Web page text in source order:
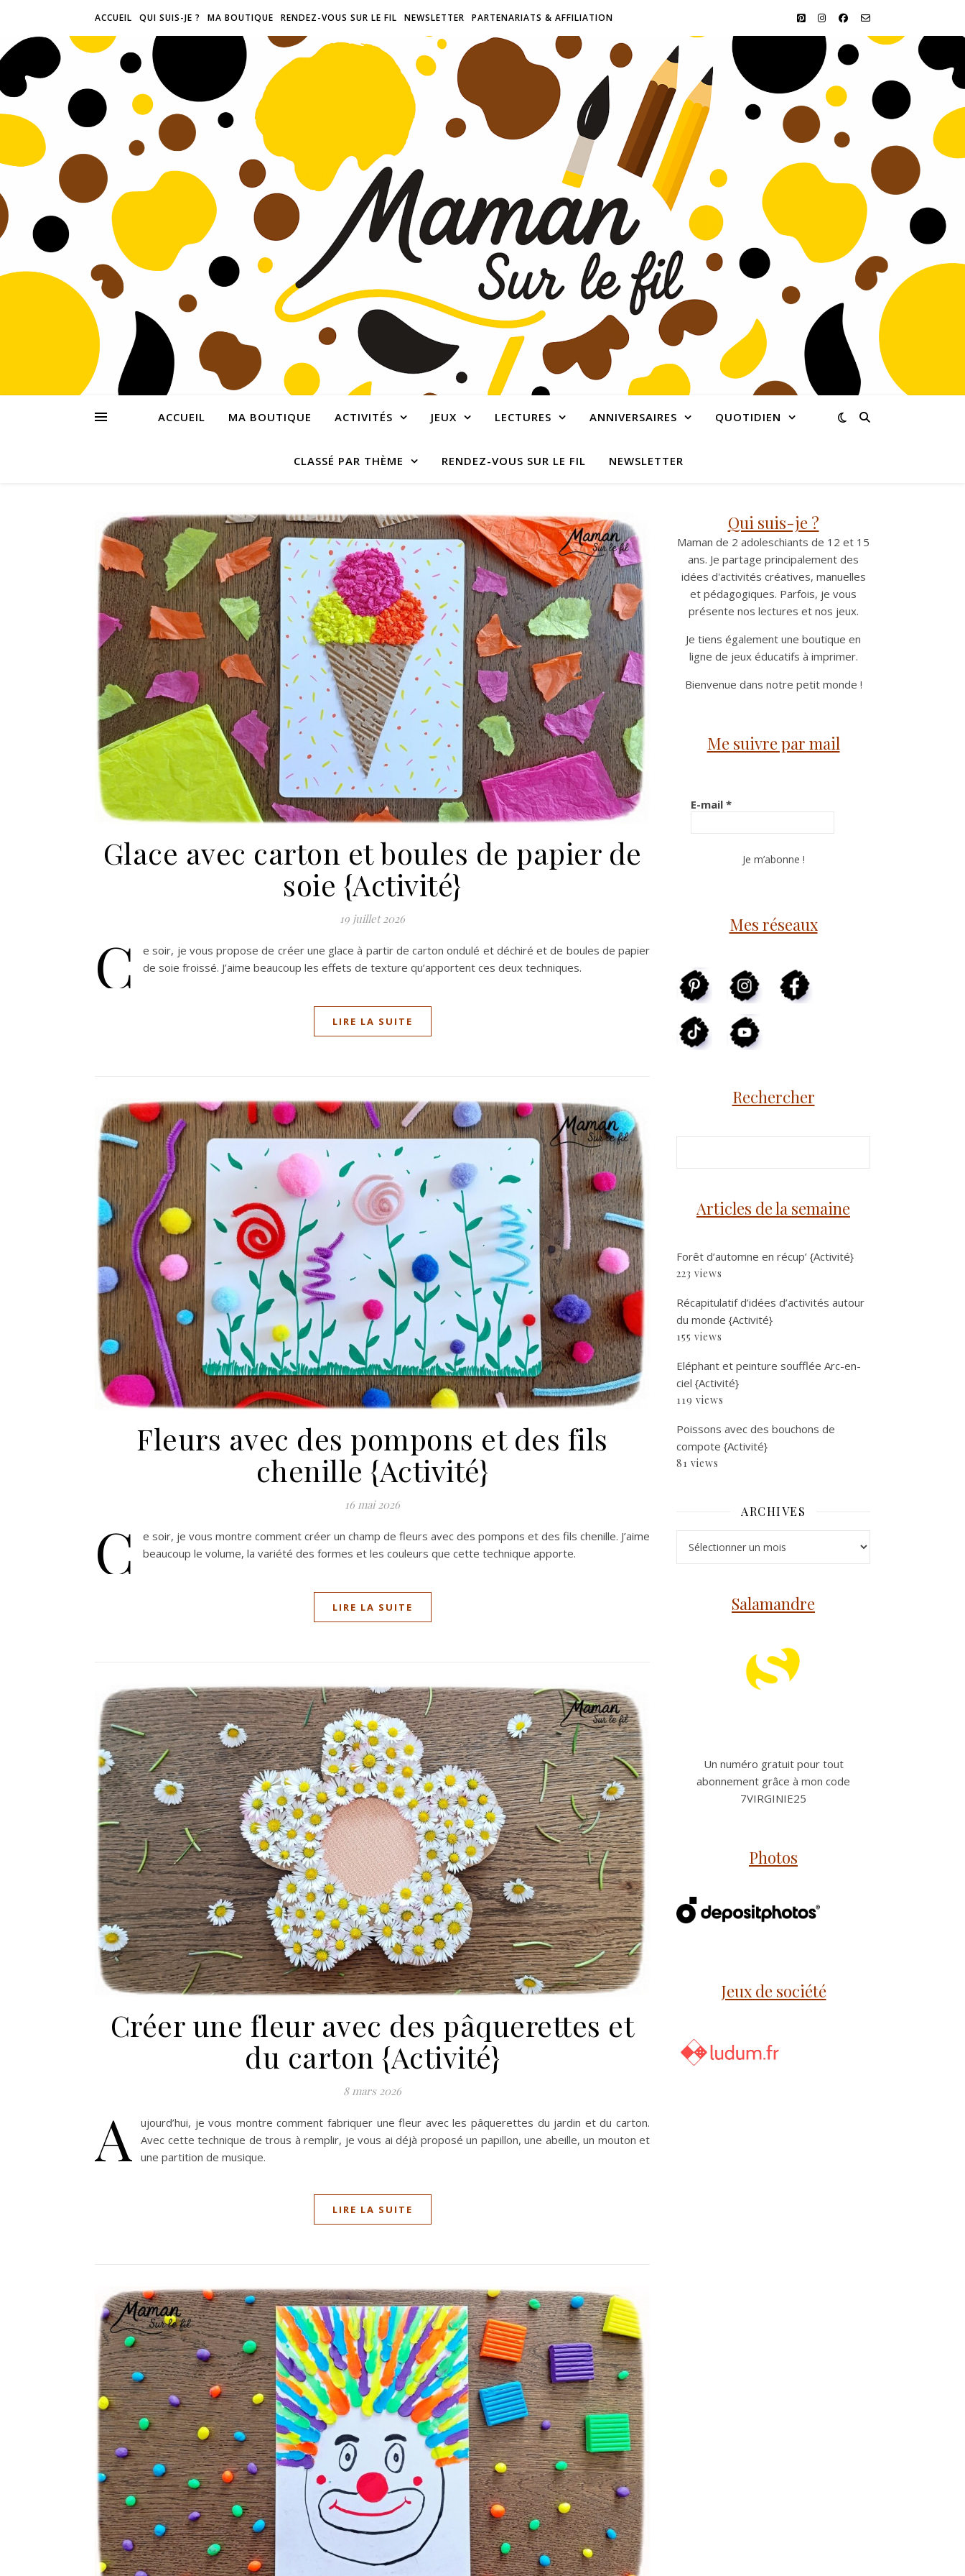
ACCUEIL QUI SUIS-JE ? MA BOUTIQUE RENDEZ-VOUS SUR LE FIL NEWSLETTER PARTENARIATS & AFFILIATION
ACCUEIL MA BOUTIQUE ACTIVITÉS JEUX LECTURES ANNIVERSAIRES QUOTIDIEN
CLASSÉ PAR THÈME RENDEZ-VOUS SUR LE FIL NEWSLETTER
Glace avec carton et boules de papier de
soie {Activité}
19 juillet 2026
C
e soir, je vous propose de créer une glace à partir de carton ondulé et déchiré et de boules de papier
de soie froissé. J’aime beaucoup les effets de texture qu’apportent ces deux techniques.
LIRE LA SUITE
Fleurs avec des pompons et des fils
chenille {Activité}
16 mai 2026
C
e soir, je vous montre comment créer un champ de fleurs avec des pompons et des fils chenille. J’aime
beaucoup le volume, la variété des formes et les couleurs que cette technique apporte.
LIRE LA SUITE
Créer une fleur avec des pâquerettes et
du carton {Activité}
8 mars 2026
A
ujourd’hui, je vous montre comment fabriquer une fleur avec les pâquerettes du jardin et du carton.
Avec cette technique de trous à remplir, je vous ai déjà proposé un papillon, une abeille, un mouton et
une partition de musique.
LIRE LA SUITE
Qui suis-je ?
Maman de 2 adoleschiants de 12 et 15
ans. Je partage principalement des
idées d'activités créatives, manuelles
et pédagogiques. Parfois, je vous
présente nos lectures et nos jeux.
Je tiens également une boutique en
ligne de jeux éducatifs à imprimer.
Bienvenue dans notre petit monde !
Me suivre par mail
E-mail *
Mes réseaux
Rechercher
Articles de la semaine
Forêt d’automne en récup’ {Activité}
223 views
Récapitulatif d’idées d’activités autour
du monde {Activité}
155 views
Eléphant et peinture soufflée Arc-en-
ciel {Activité}
119 views
Poissons avec des bouchons de
compote {Activité}
81 views
ARCHIVES
Salamandre
Un numéro gratuit pour tout
abonnement grâce à mon code
7VIRGINIE25
Photos
Jeux de société